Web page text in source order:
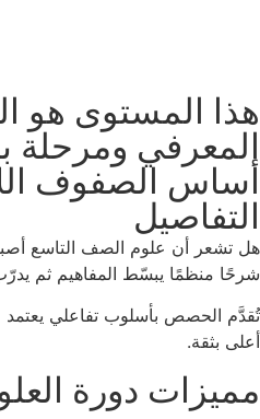
هذا المستوى هو
المعرفي ومرحلة
أساس الصفوف
التفاصيل
هل تشعر أن علوم الصف التاسع
شرحًا منظمًا يبسّط المفاهيم ثم
تُقدَّم الحصص بأسلوب تفاعلي يعتمد
أعلى بثقة.
مميزات دورة